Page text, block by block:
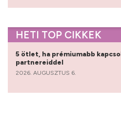
HETI TOP CIKKEK
5 ötlet, ha prémiumabb
partnereiddel
2026. AUGUSZTUS 6.